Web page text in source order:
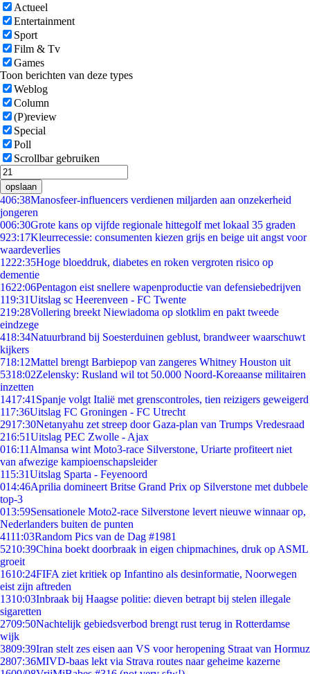
Actueel
Entertainment
Sport
Film & Tv
Games
Toon berichten van deze types
Weblog
Column
(P)review
Special
Poll
Scrollbar gebruiken
opslaan
406:38Manosfeer-influencers verdienen miljarden aan onzekerheid
jongeren
006:30Grote kans op vijfde regionale hittegolf met lokaal 35 graden
923:17Kleurrecessie: consumenten kiezen grijs en beige uit angst voor
waardeverlies
1222:35Hoge bloeddruk, diabetes en roken vergroten risico op
dementie
1622:06Pentagon eist snellere wapenproductie van defensiebedrijven
119:31Uitslag sc Heerenveen - FC Twente
219:28Vollering breekt Niewiadoma op slotklim en pakt tweede
eindzege
418:34Natuurbrand bij Soesterduinen geblust, brandweer waarschuwt
kijkers
718:12Mattel brengt Barbiepop van zangeres Whitney Houston uit
5318:02Zelensky: Rusland wil tot 50.000 Noord-Koreaanse militairen
inzetten
1417:41 Spanje volgt Italië met grenscontroles, tien reizigers geweigerd
117:36Uitslag FC Groningen - FC Utrecht
2917:30Netanyahu zet streep door Gaza-plan van Trumps Vredesraad
216:51Uitslag PEC Zwolle - Ajax
016:11 Almansa wint Moto3-race Silverstone, Uriarte profiteert niet
van afwezige kampioenschapsleider
115:31Uitslag Sparta - Feyenoord
014:46Aprilia domineert Britse Grand Prix op Silverstone met dubbele
top-3
013:59Sensationele Moto2-race Silverstone levert nieuwe winnaar op,
Nederlanders buiten de punten
4111:03Random Pics van de Dag #1981
5210:39China boekt doorbraak in eigen chipmachines, druk op ASML
groeit
1610:24FIFA ziet kritiek op Infantino als desinformatie, Noorwegen
eist zijn aftreden
1310:03Inbraak bij Haagse politie: dieven betrapt bij stelen illegale
sigaretten
2709:50Nachtelijk gebiedsverbod brengt rust terug in Rotterdamse
wijk
3809:39Iran stelt zes eisen aan VS voor heropening Straat van Hormuz
2807:36MIVD-baas lekt via Strava routes naar geheime kazerne